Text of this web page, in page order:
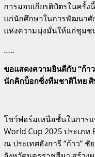
การมอบเกียรติบัตรในครั้ง
แก่นักศึกษาในการพัฒนาศั
แห่งความมุ่งมั่นให้แก่ชุมช
…..
ขอแสดงความยินดีกับ “ก้า
นักคิกบ็อกซิ่งทีมชาติไทย
โชว์ฟอร์มเหนือชั้นในการ
World Cup 2025 ประเภ
ณ ประเทศฮังการี “ก้าว”